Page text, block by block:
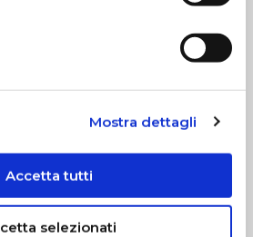
Mostra dettagli
Accetta tutti
selezionati